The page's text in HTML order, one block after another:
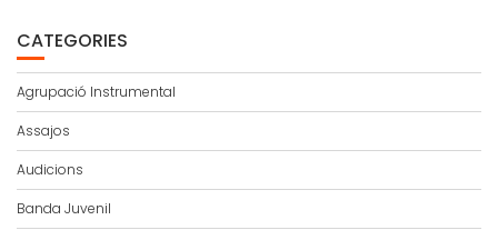
CATEGORIES
Agrupació Instrumental
Assajos
Audicions
Banda Juvenil